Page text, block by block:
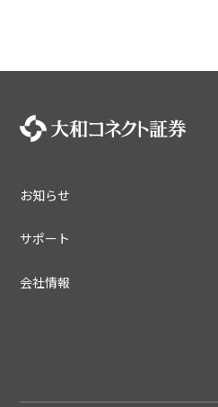
お知らせ
サポート
会社情報